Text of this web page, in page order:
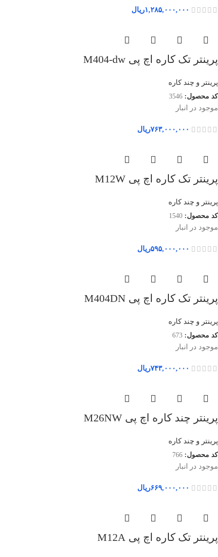
۱,۲۸۵,۰۰۰,۰۰۰ریال
پرینتر تک کاره اچ پی M404-dw
پرینتر و چند کاره
کد محصول: 3546
موجود در انبار
۷۶۳,۰۰۰,۰۰۰ریال
پرینتر تک کاره اچ پی M12W
پرینتر و چند کاره
کد محصول: 1540
موجود در انبار
۵۹۵,۰۰۰,۰۰۰ریال
پرینتر تک کاره اچ پی M404DN
پرینتر و چند کاره
کد محصول: 673
موجود در انبار
۷۴۳,۰۰۰,۰۰۰ریال
پرینتر چند کاره اچ پی M26NW
پرینتر و چند کاره
کد محصول: 766
موجود در انبار
۶۶۹,۰۰۰,۰۰۰ریال
پرینتر تک کاره اچ پی M12A